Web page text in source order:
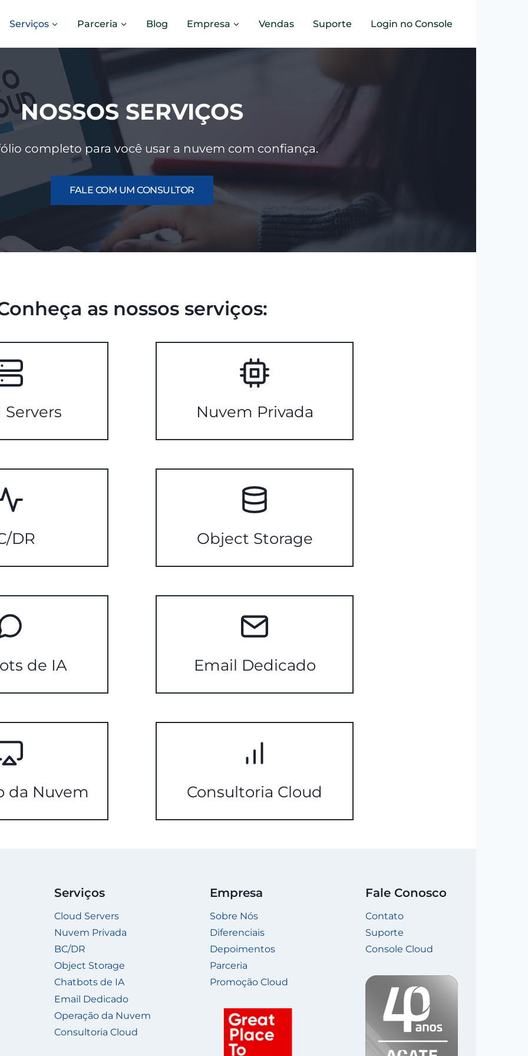
Serviços Parceria Blog Empresa Vendas Suporte Login no Console
NOSSOS SERVIÇOS
completo para você usar a nuvem com confiança.
FALE COM UM CONSULTOR
as nossos serviços:
Servers Nuvem Privada
DR Object Storage
de IA Email Dedicado
da Nuvem Consultoria Cloud
Serviços
Cloud Servers
Nuvem Privada
BC/DR
Object Storage
Chatbots de IA
Email Dedicado
Operação da Nuvem
Consultoria Cloud
Empresa
Sobre Nós
Diferenciais
Depoimentos
Parceria
Promoção Cloud
Fale Conosco
Contato
Suporte
Console Cloud